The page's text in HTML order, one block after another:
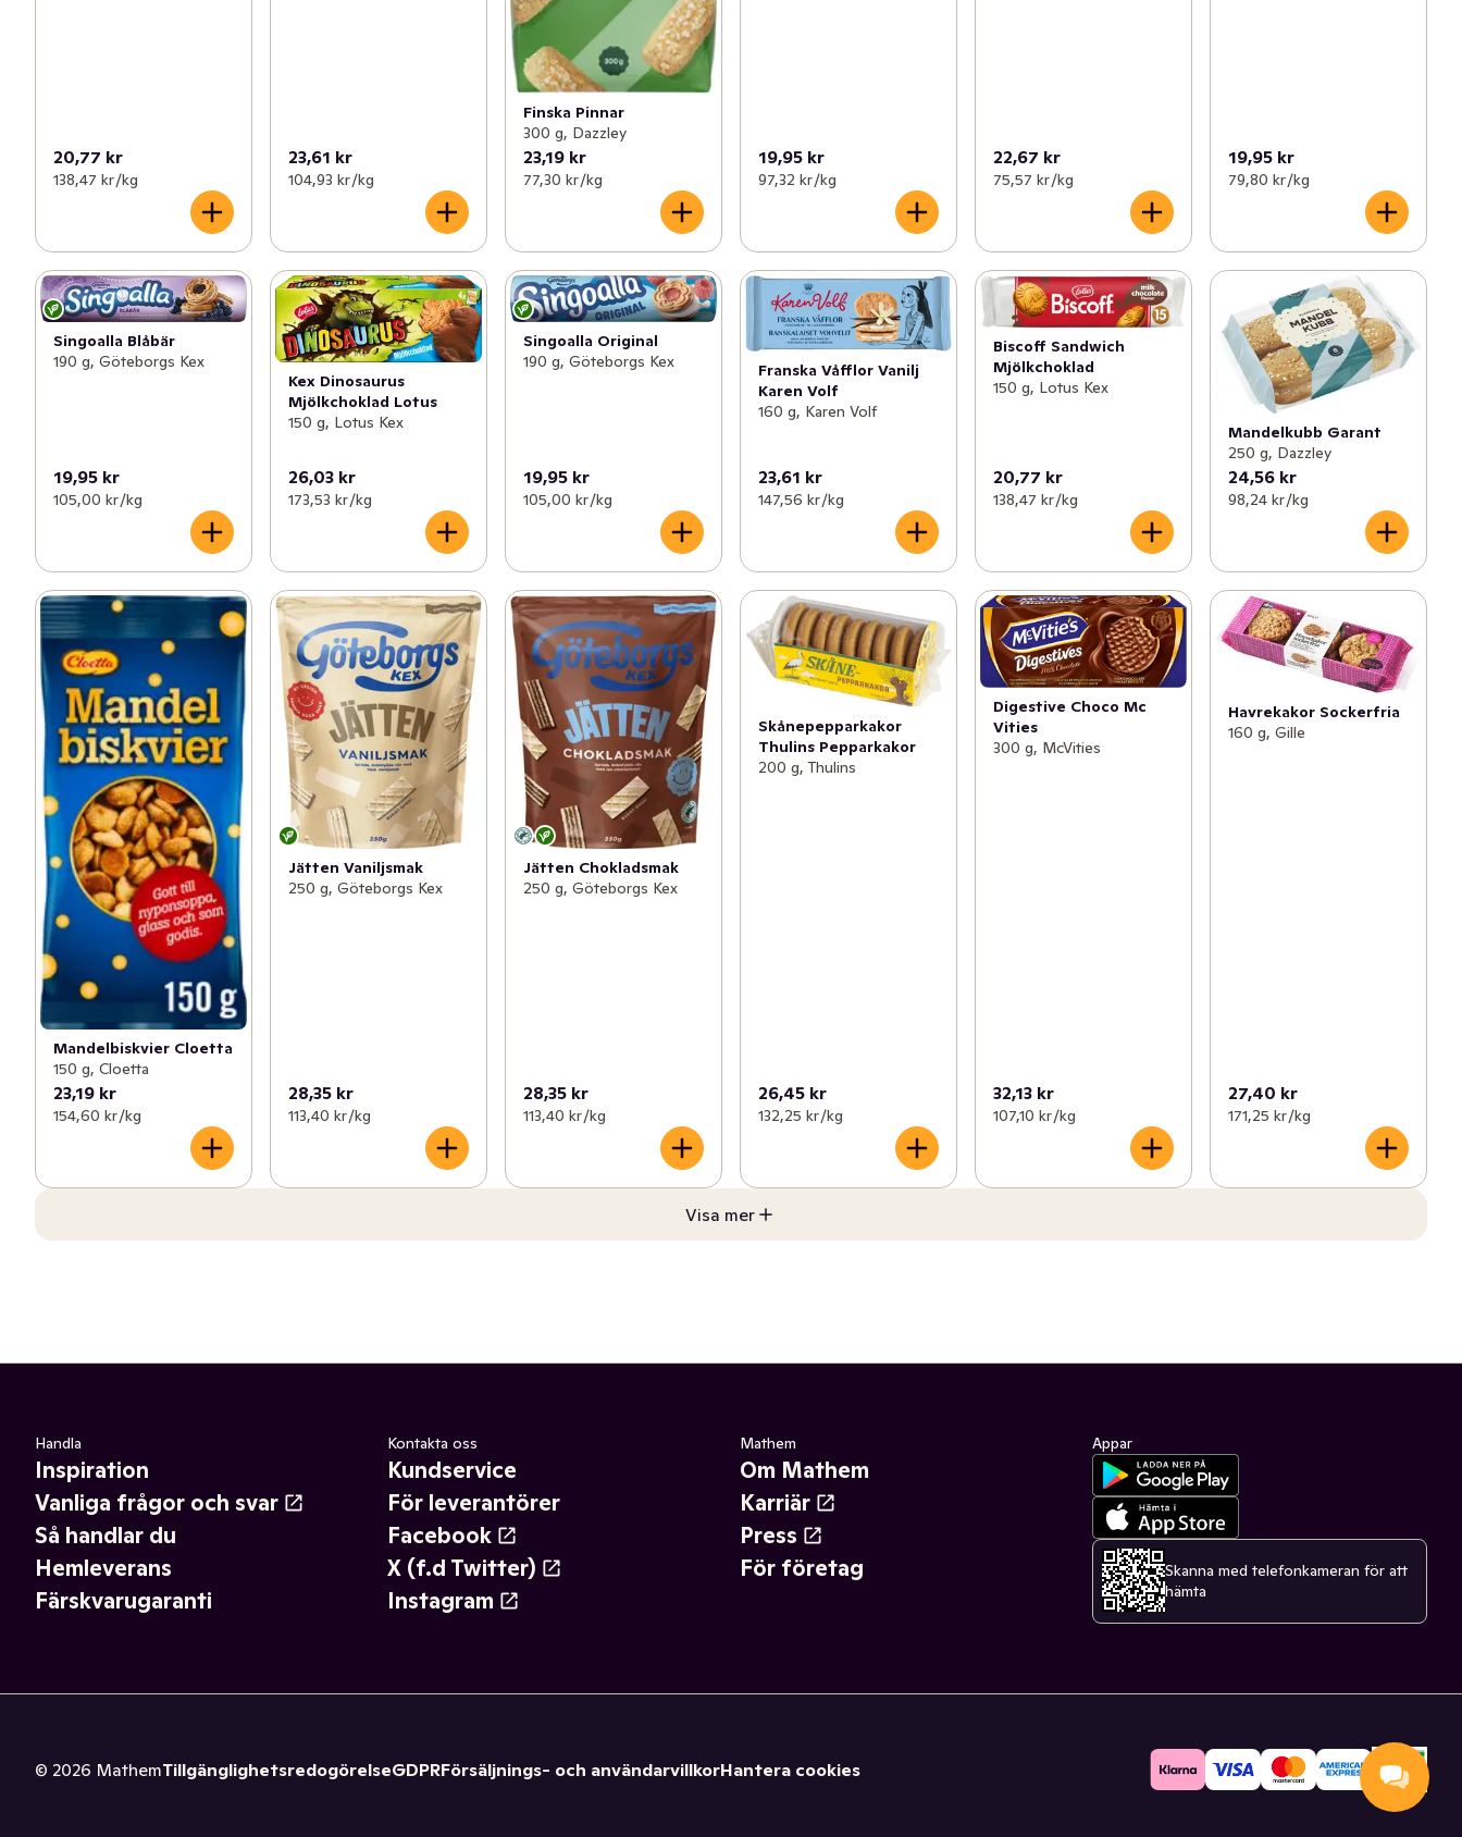
20,77 kr
138,47 kr /kg
23,61 kr
104,93 kr /kg
Finska Pinnar
300 g, Dazzley
23,19 kr
77,30 kr /kg
19,95 kr
97,32 kr /kg
22,67 kr
75,57 kr /kg
19,95 kr
79,80 kr /kg
Singoalla Blåbär
190 g, Göteborgs Kex
19,95 kr
105,00 kr /kg
Kex Dinosaurus
Mjölkchoklad Lotus
150 g, Lotus Kex
26,03 kr
173,53 kr /kg
Singoalla Original
190 g, Göteborgs Kex
19,95 kr
105,00 kr /kg
Franska Våfflor Vanilj
Karen Volf
160 g, Karen Volf
23,61 kr
147,56 kr /kg
Biscoff Sandwich
Mjölkchoklad
150 g, Lotus Kex
20,77 kr
138,47 kr /kg
Mandelkubb Garant
250 g, Dazzley
24,56 kr
98,24 kr /kg
Mandelbiskvier Cloetta
150 g, Cloetta
23,19 kr
154,60 kr /kg
Jätten Vaniljsmak
250 g, Göteborgs Kex
28,35 kr
113,40 kr /kg
Jätten Chokladsmak
250 g, Göteborgs Kex
28,35 kr
113,40 kr /kg
Skånepepparkakor
Thulins Pepparkakor
200 g, Thulins
26,45 kr
132,25 kr /kg
Digestive Choco Mc
Vities
300 g, McVities
32,13 kr
107,10 kr /kg
Havrekakor Sockerfria
160 g, Gille
27,40 kr
171,25 kr /kg
Visa mer
Handla
Inspiration
Vanliga frågor och svar
Så handlar du
Hemleverans
Färskvarugaranti
Kontakta oss
Kundservice
För leverantörer
Facebook
X (f.d Twitter)
Instagram
Mathem
Om Mathem
Karriär
Press
För företag
Appar
Skanna med telefonkameran för att
hämta
© 2026 MathemTillgänglighetsredogörelseGDPRFörsäljnings- och användarvillkorHantera cookies